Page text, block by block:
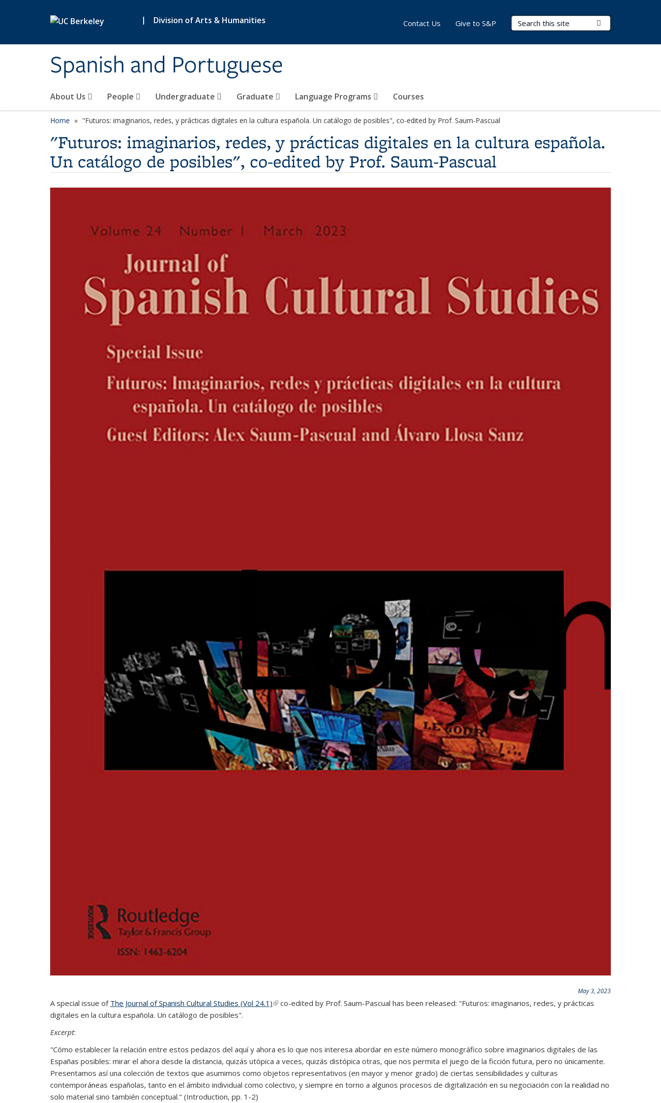
| Division of Arts & Humanities
Spanish and Portuguese
Search Terms
About Us People Undergraduate Graduate Language Programs Courses
Contact Us Give to S&P
Home "Futuros: imaginarios, redes, y prácticas digitales en la cultura española. Un catálogo de posibles", co-edited by Prof. Saum-Pascual
"Futuros: imaginarios, redes, y prácticas digitales en la cultura española.
Un catálogo de posibles", co-edited by Prof. Saum-Pascual
May 3, 2023
A special issue of The Journal of Spanish Cultural Studies (Vol 24.1)(link is external)
co-edited by Prof. Saum-Pascual has been released: "Futuros: imaginarios, redes, y prácticas
digitales en la cultura española. Un catálogo de posibles".
Excerpt:
"Cómo establecer la relación entre estos pedazos del aquí y ahora es lo que nos interesa abordar en este número monográfico sobre imaginarios digitales de las
Españas posibles: mirar el ahora desde la distancia, quizás utópica a veces, quizás distópica otras, que nos permita el juego de la ficción futura, pero no únicamente.
Presentamos así una colección de textos que asumimos como objetos representativos (en mayor y menor grado) de ciertas sensibilidades y culturas
contemporáneas españolas, tanto en el ámbito individual como colectivo, y siempre en torno a algunos procesos de digitalización en su negociación con la realidad no
solo material sino también conceptual." (Introduction, pp. 1-2)